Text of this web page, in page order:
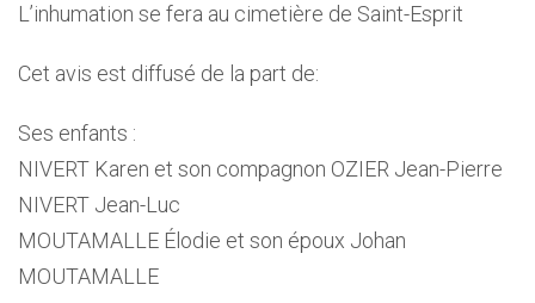
L’inhumation se fera au cimetière de Saint-Esprit
Cet avis est diffusé de la part de:
Ses enfants :
NIVERT Karen et son compagnon OZIER Jean-Pierre
NIVERT Jean-Luc
MOUTAMALLE Élodie et son époux Johan
MOUTAMALLE